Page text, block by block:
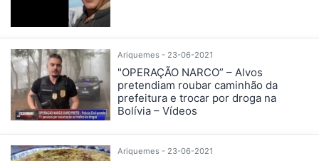
Ariquemes - 23-06-2021
"OPERAÇÃO NARCO” – Alvos
pretendiam roubar caminhão da
prefeitura e trocar por droga na
Bolívia – Vídeos
Ariquemes - 23-06-2021